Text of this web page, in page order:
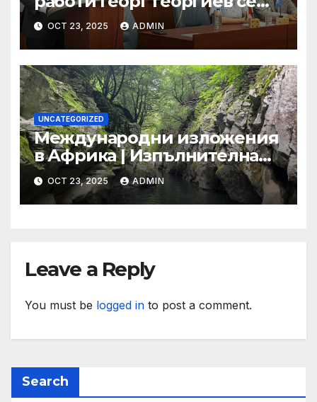
срещна с младежи по
повод 80-годишнината от
подписването на Устава на
ООН
OCT 23, 2025 ADMIN
UNCATEGORIZED
Международни изложения
в Африка | Изпълнителна
агенция за насърчаване на
малките и средните
предприятия
OCT 23, 2025 ADMIN
Leave a Reply
You must be logged in to post a comment.
Search